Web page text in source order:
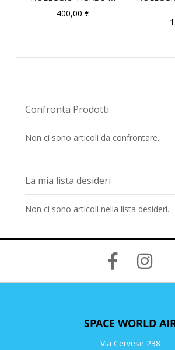
400,00 €
Confronta Prodotti
Non ci sono articoli da confrontare.
La mia lista desideri
Non ci sono articoli nella lista desideri.
SPACE WORLD
Via Cervese 238